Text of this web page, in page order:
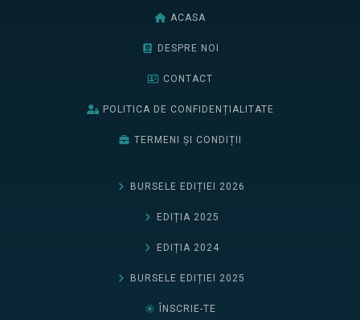
ACASA
DESPRE NOI
CONTACT
POLITICA DE CONFIDENȚIALITATE
TERMENI ȘI CONDIȚII
BURSELE EDIȚIEI 2026
EDIȚIA 2025
EDIȚIA 2024
BURSELE EDIȚIEI 2025
ÎNSCRIE-TE